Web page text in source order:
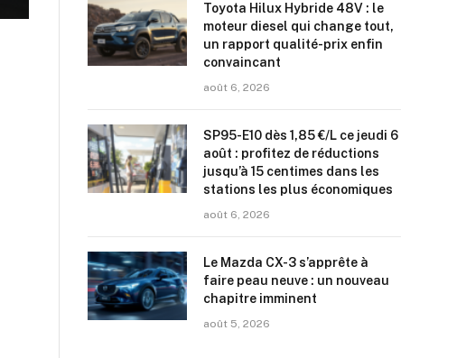
Toyota Hilux Hybride 48V : le
moteur diesel qui change tout,
un rapport qualité-prix enfin
convaincant
août 6, 2026
SP95-E10 dès 1,85 €/L ce jeudi 6
août : profitez de réductions
jusqu’à 15 centimes dans les
stations les plus économiques
août 6, 2026
Le Mazda CX-3 s’apprête à
faire peau neuve : un nouveau
chapitre imminent
août 5, 2026